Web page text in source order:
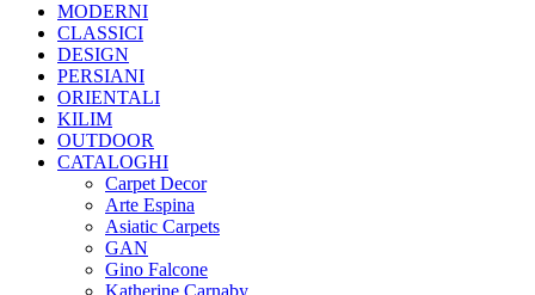
MODERNI
CLASSICI
DESIGN
PERSIANI
ORIENTALI
KILIM
OUTDOOR
CATALOGHI
Carpet Decor
Arte Espina
Asiatic Carpets
GAN
Gino Falcone
Katherine Carnaby